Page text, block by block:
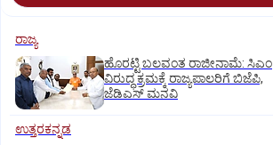
ರಾಜ್ಯ
ಹೊರಟ್ಟಿ ಬಲವಂತ ರಾಜೀನಾಮೆ: ಸಿಎಂ
ವಿರುದ್ಧ ಕ್ರಮಕ್ಕೆ ರಾಜ್ಯಪಾಲರಿಗೆ ಬಿಜೆಪಿ,
ಜೆಡಿಎಸ್ ಮನವಿ
ಉತ್ತರಕನ್ನಡ